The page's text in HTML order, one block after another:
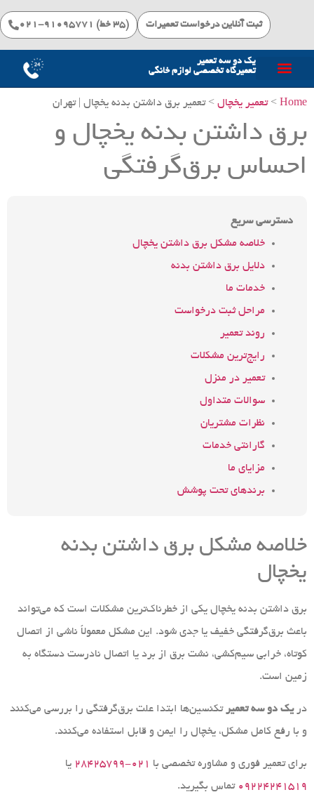
(۳۵ خط) 91095771-021 ثبت آنلاین درخواست تعمیرات
یک دو سه تعمیر
تعمیرگاه تخصصی لوازم خانگی
Home
>تعمیر یخچال > تعمیر برق داشتن بدنه یخچال | تهران
برق داشتن بدنه یخچال و
احساس برق‌گرفتگی
دسترسی سریع
خلاصه مشکل برق داشتن یخچال
دلایل برق داشتن بدنه
خدمات ما
مراحل ثبت درخواست
روند تعمیر
رایج‌ترین مشکلات
تعمیر در منزل
سوالات متداول
نظرات مشتریان
گارانتی خدمات
مزایای ما
برندهای تحت پوشش
خلاصه مشکل برق داشتن بدنه
یخچال
برق داشتن بدنه یخچال یکی از خطرناک‌ترین مشکلات است که می‌تواند
باعث برق‌گرفتگی خفیف یا جدی شود. این مشکل معمولاً ناشی از اتصال
کوتاه، خرابی سیم‌کشی، نشت برق از برد یا اتصال نادرست دستگاه به
زمین است.
دریک دو سه تعمیر تکنسین‌ها ابتدا علت برق‌گرفتگی را بررسی می‌کنند
و با رفع کامل مشکل، یخچال را ایمن و قابل استفاده می‌کنند.
برای تعمیر فوری و مشاوره تخصصی با ۰۲۱-۲۸۴۲۵۷۹۹
یا
۰۹۲۲۴۲۴۱۵۱۹ تماس بگیرید.